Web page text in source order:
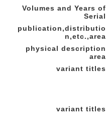
Volumes and Years of
Serial
publication,distributio
n,etc.,area
physical description
area
variant titles
variant titles